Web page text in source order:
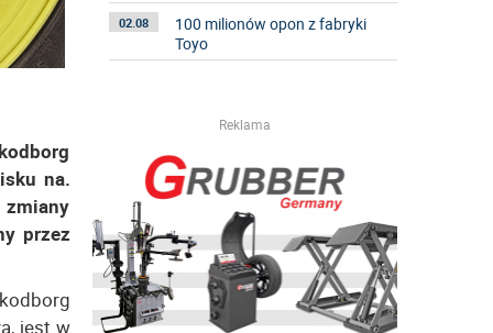
na.
zmiany
przez
jest w
02.08
100 milionów opon z fabryki
Toyo
Reklama